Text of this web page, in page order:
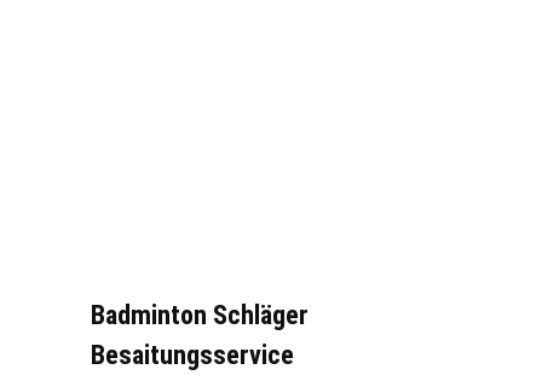
Badminton Schläger
Besaitungsservice